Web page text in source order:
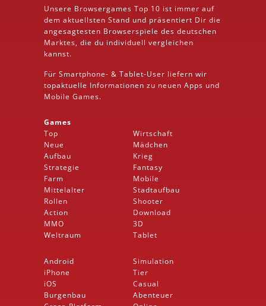
Unsere Browsergames Top 10 ist immer auf
dem aktuellsten Stand und präsentiert Dir die
angesagtesten Browserspiele des deutschen
Marktes, die du individuell vergleichen
kannst.
Für Smartphone- & Tablet-User liefern wir
topaktuelle Informationen zu neuen Apps und
Mobile Games.
Games
Top
Neue
Aufbau
Strategie
Farm
Mittelalter
Rollen
Action
MMO
Weltraum
Wirtschaft
Mädchen
Krieg
Fantasy
Mobile
Stadtaufbau
Shooter
Download
3D
Tablet
Android
iPhone
iOS
Burgenbau
Simulation
Tier
Casual
Abenteuer